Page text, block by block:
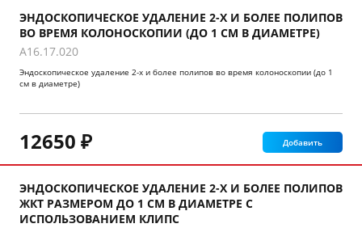
ЭНДОСКОПИЧЕСКОЕ УДАЛЕНИЕ 2-Х И БОЛЕЕ ПОЛИПОВ
ВО ВРЕМЯ КОЛОНОСКОПИИ (ДО 1 СМ В ДИАМЕТРЕ)
A16.17.020
Эндоскопическое удаление 2-х и более полипов во время колоноскопии (до 1
см в диаметре)
12650 ₽ Добавить
ЭНДОСКОПИЧЕСКОЕ УДАЛЕНИЕ 2-Х И БОЛЕЕ ПОЛИПОВ
ЖКТ РАЗМЕРОМ ДО 1 СМ В ДИАМЕТРЕ С
ИСПОЛЬЗОВАНИЕМ КЛИПС